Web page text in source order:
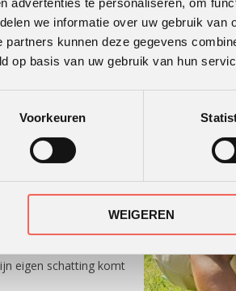
advertenties te personaliseren, om
we informatie over uw gebruik van
kunnen deze gegevens
op basis van uw gebruik van hun
Voorkeuren
WEIGEREN
in de lucht houden. Met
blijven. De
die de
gaan
zij met
De teams schatten
zweven en het aantal
eigen schatting komt